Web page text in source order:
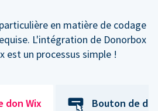
en matière de codage
L'intégration de Donorbox
est un processus simple !
don Wix Bouton de